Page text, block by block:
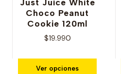
Just Juice White
Choco Peanut
Cookie 120ml
$19.990
Ver opciones